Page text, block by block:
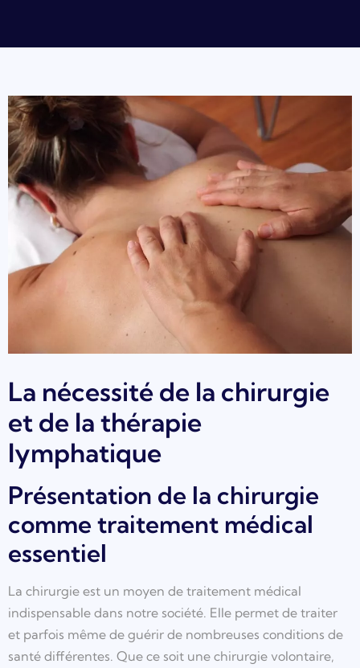
La nécessité de la chirurgie
et de la thérapie
lymphatique
Présentation de la chirurgie
comme traitement médical
essentiel
La chirurgie est un moyen de traitement médical
indispensable dans notre société. Elle permet de traiter
et parfois même de guérir de nombreuses conditions de
santé différentes. Que ce soit une chirurgie volontaire,